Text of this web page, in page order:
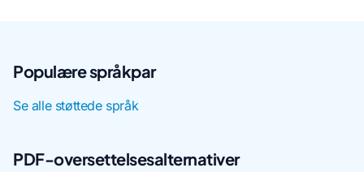
Populære språkpar
Se alle støttede språk
PDF-oversettelsesalternativer